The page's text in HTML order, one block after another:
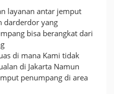
layanan antar jemput
darderdor yang
bisa berangkat dari
di mana Kami tidak
di Jakarta Namun
penumpang di area